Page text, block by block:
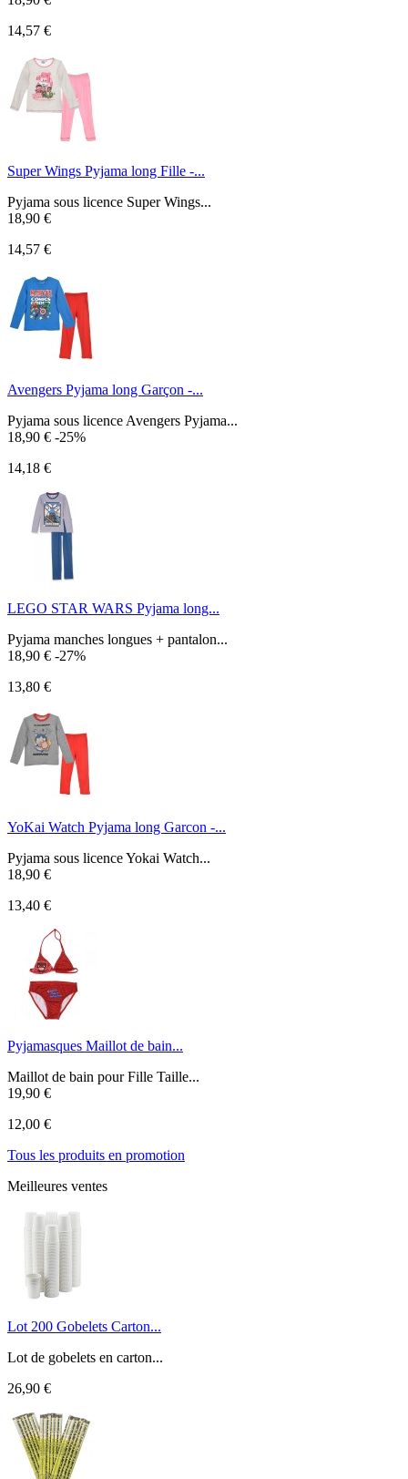
14,57 €
Super Wings Pyjama long Fille -...
Pyjama sous licence Super Wings...
18,90 €
14,57 €
Avengers Pyjama long Garçon -...
Pyjama sous licence Avengers Pyjama...
18,90 € -25%
14,18 €
LEGO STAR WARS Pyjama long...
Pyjama manches longues + pantalon...
18,90 € -27%
13,80 €
YoKai Watch Pyjama long Garcon -...
Pyjama sous licence Yokai Watch...
18,90 €
13,40 €
Pyjamasques Maillot de bain...
Maillot de bain pour Fille Taille...
19,90 €
12,00 €
Tous les produits en promotion
Meilleures ventes
Lot 200 Gobelets Carton...
Lot de gobelets en carton...
26,90 €